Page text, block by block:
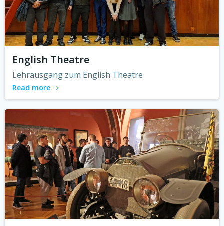
English Theatre
Lehrausgang zum English Theatre
Read more